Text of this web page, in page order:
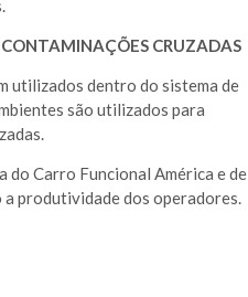
CRUZADAS
utilizados dentro do sistema de
são utilizados para
do Carro Funcional América e de
produtividade dos operadores.